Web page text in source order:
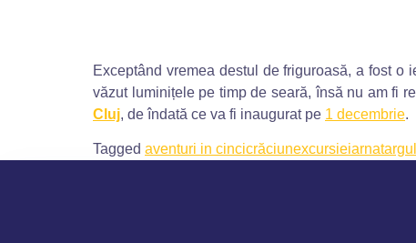
Exceptând vremea destul de friguroasă, a fost
văzut luminițele pe timp de seară, însă nu am fi
Cluj, de îndată ce va fi inaugurat pe 1 decembrie.
Tagged aventuri in cincicrăciunexcursieiarna